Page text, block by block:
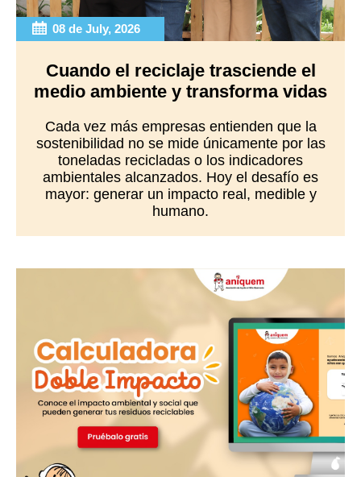
08 de July, 2026
Cuando el reciclaje trasciende el
medio ambiente y transforma vidas
Cada vez más empresas entienden que la
sostenibilidad no se mide únicamente por las
toneladas recicladas o los indicadores
ambientales alcanzados. Hoy el desafío es
mayor: generar un impacto real, medible y
humano.